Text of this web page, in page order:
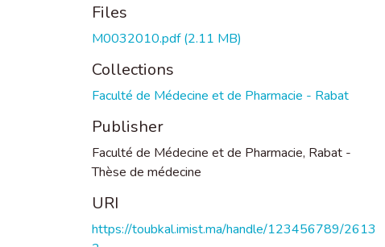
Files
M0032010.pdf(2.11 MB)
Collections
Faculté de Médecine et de Pharmacie - Rabat
Publisher
Faculté de Médecine et de Pharmacie, Rabat -
Thèse de médecine
URI
https://toubkal.imist.ma/handle/123456789/2613